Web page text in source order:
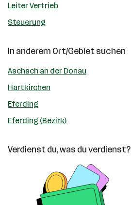
Leiter Vertrieb
Steuerung
In anderem Ort/Gebiet suchen
Aschach an der Donau
Hartkirchen
Eferding
Eferding (Bezirk)
Verdienst du, was du verdienst?